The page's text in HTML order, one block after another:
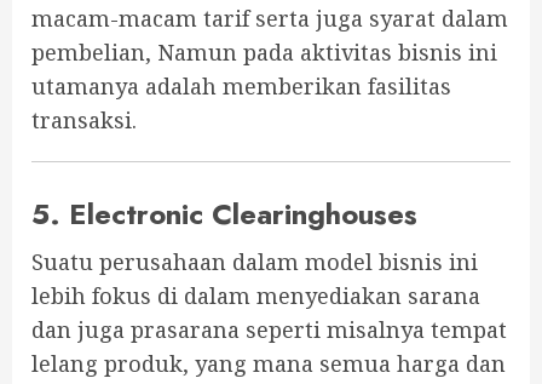
macam-macam tarif serta juga syarat dalam
pembelian, Namun pada aktivitas bisnis ini
utamanya adalah memberikan fasilitas
transaksi.
5. Electronic Clearinghouses
Suatu perusahaan dalam model bisnis ini
lebih fokus di dalam menyediakan sarana
dan juga prasarana seperti misalnya tempat
lelang produk, yang mana semua harga dan